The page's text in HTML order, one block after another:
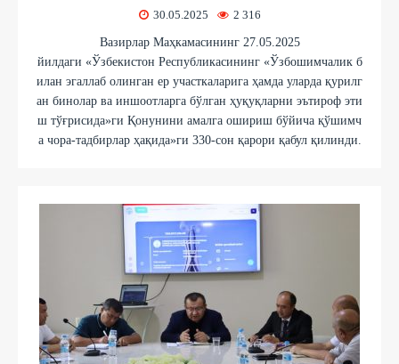
30.05.2025 2 316
Вазирлар Маҳкамасининг 27.05.2025
йилдаги «Ўзбекистон Республикасининг «Ўзбошимчалик б
илан эгаллаб олинган ер участкаларига ҳамда уларда қурилг
ан бинолар ва иншоотларга бўлган ҳуқуқларни эътироф эти
ш тўғрисида»ги Қонунини амалга ошириш бўйича қўшимч
а чора-тадбирлар ҳақида»ги 330-сон қарори қабул қилинди.